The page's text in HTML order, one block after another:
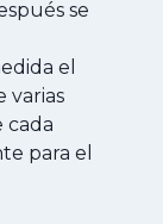
se
el
varias
cada
para el